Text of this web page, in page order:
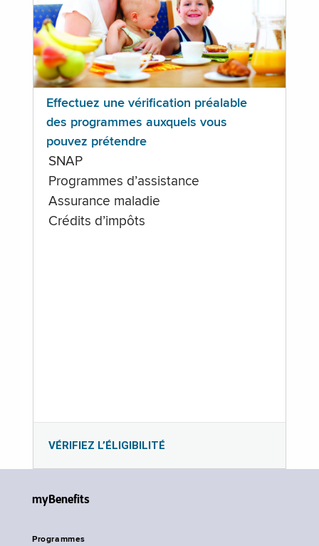
Effectuez une vérification préalable
des programmes auxquels vous
pouvez prétendre
SNAP
Programmes d’assistance
Assurance maladie
Crédits d’impôts
VÉRIFIEZ L’ÉLIGIBILITÉ
myBenefits
Programmes